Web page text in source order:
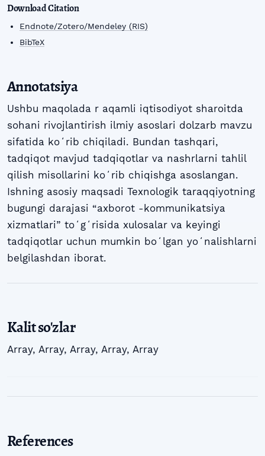
Download Citation
Endnote/Zotero/Mendeley (RIS)
BibTeX
Annotatsiya
Ushbu maqolada r aqamli iqtisodiyot sharoitda
sohani rivojlantirish ilmiy asoslari dolzarb mavzu
sifatida koʻrib chiqiladi. Bundan tashqari,
tadqiqot mavjud tadqiqotlar va nashrlarni tahlil
qilish misollarini koʻrib chiqishga asoslangan.
Ishning asosiy maqsadi Texnologik taraqqiyotning
bugungi darajasi “axborot -kommunikatsiya
xizmatlari” toʻgʻrisida xulosalar va keyingi
tadqiqotlar uchun mumkin boʻlgan yoʻnalishlarni
belgilashdan iborat.
Kalit so'zlar
Array, Array, Array, Array, Array
References